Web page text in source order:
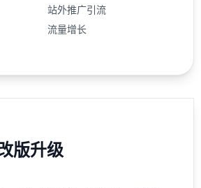
站外推广引流
流量增长
版升级